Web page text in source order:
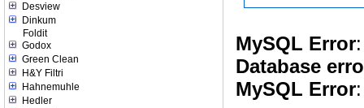
Desview
Dinkum
Foldit
Godox
Green Clean
H&Y Filtri
Hahnemuhle
Hedler
MySQL Error
Database
MySQL Error